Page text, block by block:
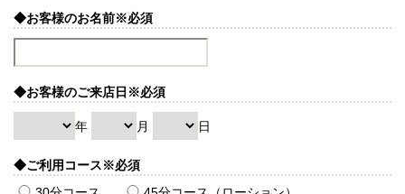
◆お客様のお名前※必須
◆お客様のご来店日 ※必須
年 月 日
◆ご利用コース※必須